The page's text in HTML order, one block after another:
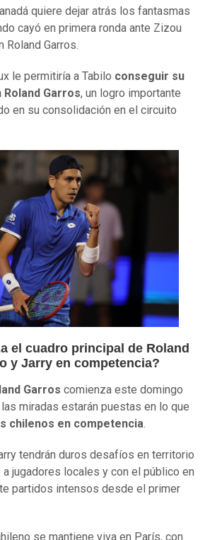
quiere dejar atrás los fantasmas
cayó en primera ronda ante Zizou
Roland Garros.
le permitiría a Tabilo conseguir su
Garros, un logro importante
en su consolidación en el circuito
el cuadro principal de Roland
y Jarry en competencia?
Garros comienza este domingo
miradas estarán puestas en lo que
chilenos en competencia.
tendrán duros desafíos en territorio
jugadores locales y con el público en
partidos intensos desde el primer
se mantiene viva en París, con